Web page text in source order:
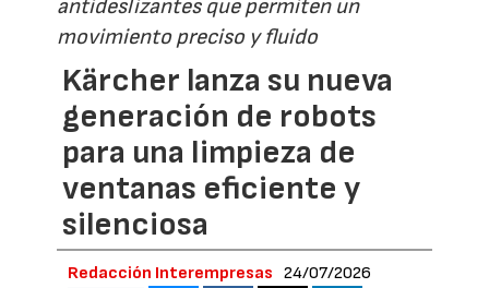
antideslizantes que permiten un
movimiento preciso y fluido
Kärcher lanza su nueva
generación de robots
para una limpieza de
ventanas eficiente y
silenciosa
Redacción Interempresas 24/07/2026